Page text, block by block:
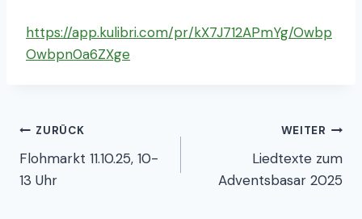
https://app.kulibri.com/pr/kX7J712APmYg/Owbp
Owbpn0a6ZXge
Beitragsnavigation
ZURÜCK
Flohmarkt 11.10.25, 10-
13 Uhr
WEITER
Liedtexte zum
Adventsbasar 2025